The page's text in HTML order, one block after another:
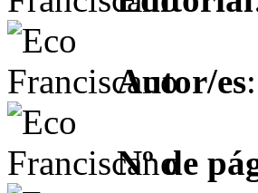
Autor/es:
Nº de